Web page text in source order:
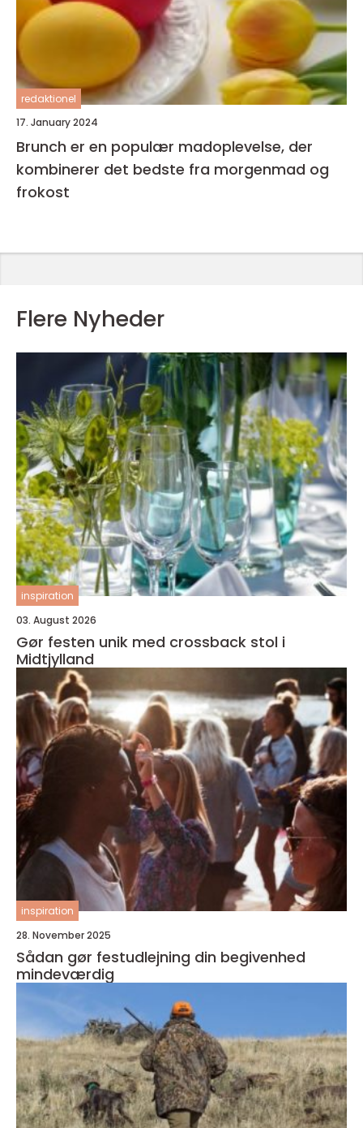
redaktionel
17. January 2024
Brunch er en populær madoplevelse, der
kombinerer det bedste fra morgenmad og
frokost
Flere Nyheder
inspiration
03. August 2026
Gør festen unik med crossback stol i
Midtjylland
inspiration
28. November 2025
Sådan gør festudlejning din begivenhed
mindeværdig